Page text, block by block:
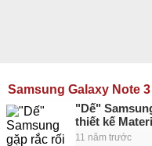
Samsung Galaxy Note 3
"Dế"
thiết kế
11 năm trước